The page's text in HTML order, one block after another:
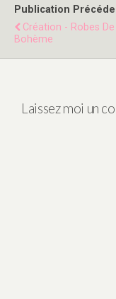
Publication
Création - Robes
Bohème
Laissez moi un